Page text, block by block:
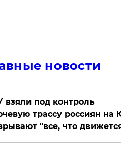
новости
взяли под контроль
трассу россиян на
"все, что